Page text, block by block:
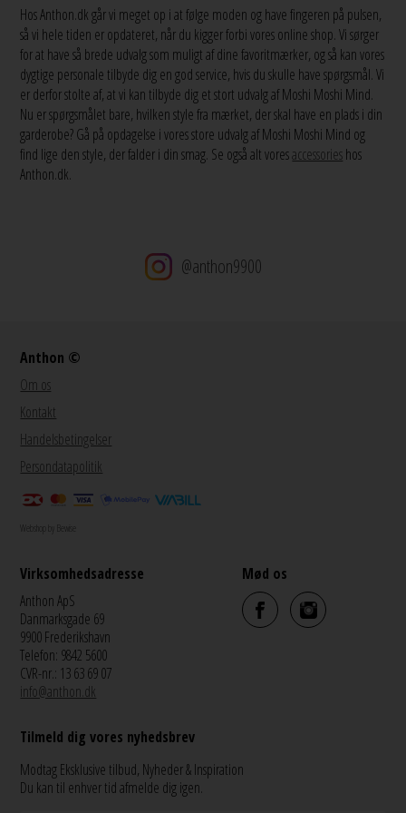
Hos Anthon.dk går vi meget op i at følge moden og have fingeren på pulsen,
så vi hele tiden er opdateret, når du kigger forbi vores online shop. Vi sørger
for at have så brede udvalg som muligt af dine favoritmærker, og så kan vores
dygtige personale tilbyde dig en god service, hvis du skulle have spørgsmål. Vi
er derfor stolte af, at vi kan tilbyde dig et stort udvalg af Moshi Moshi Mind.
Nu er spørgsmålet bare, hvilken style fra mærket, der skal have en plads i din
garderobe? Gå på opdagelse i vores store udvalg af Moshi Moshi Mind og
find lige den style, der falder i din smag. Se også alt voresaccessorieshos
Anthon.dk.
@anthon9900
Anthon ©
Om os
Kontakt
Handelsbetingelser
Persondatapolitik
Webshop by Bewise
Virksomhedsadresse
Anthon ApS
Danmarksgade 69
9900 Frederikshavn
Telefon: 9842 5600
CVR-nr.: 13 63 69 07
info@anthon.dk
Mød os
Tilmeld dig vores nyhedsbrev
Modtag Eksklusive tilbud, Nyheder & Inspiration
Du kan til enhver tid afmelde dig igen.